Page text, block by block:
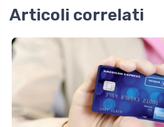
Articoli correlati